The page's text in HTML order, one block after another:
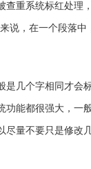
重系统标红处理
说，在一个段落
几个字相同才会
能都很强大，
量不要只是修改